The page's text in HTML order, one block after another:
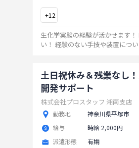
+12
生化学実験の経験が活かせます！ 時短、週4日のご要望があればご相談くださ
い！ 経験のない手技や装置については、丁寧な指導があるので安心です。 ま
土日祝休み＆残業なし
開発サポート
株式会社プロスタッフ 湘南支店
勤務地
神奈川県平塚市
給与
時給 2,000円
派遣形態
有期